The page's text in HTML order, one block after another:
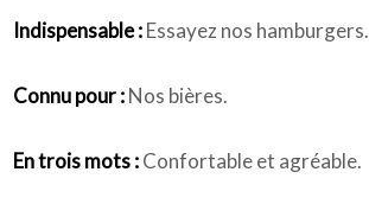
Indispensable :Essayez nos hamburgers.
Connu pour :Nos bières.
En trois mots :Confortable et agréable.